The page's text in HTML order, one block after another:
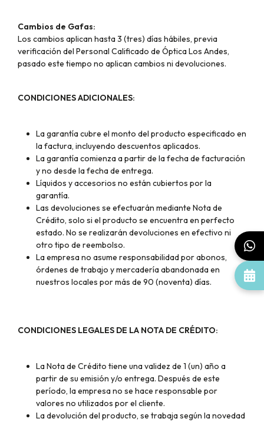
Cambios de Gafas:
Los cambios aplican hasta 3 (tres) días hábiles, previa
verificación del Personal Calificado de Óptica Los Andes,
pasado este tiempo no aplican cambios ni devoluciones.
CONDICIONES ADICIONALES:
La garantía cubre el monto del producto especificado en
la factura, incluyendo descuentos aplicados.
La garantía comienza a partir de la fecha de facturación
y no desde la fecha de entrega.
Líquidos y accesorios no están cubiertos por la
garantía.
Las devoluciones se efectuarán mediante Nota de
Crédito, solo si el producto se encuentra en perfecto
estado. No se realizarán devoluciones en efectivo ni
otro tipo de reembolso.
La empresa no asume responsabilidad por abonos,
órdenes de trabajo y mercadería abandonada en
nuestros locales por más de 90 (noventa) días.
CONDICIONES LEGALES DE LA NOTA DE CRÉDITO:
La Nota de Crédito tiene una validez de 1 (un) año a
partir de su emisión y/o entrega. Después de este
período, la empresa no se hace responsable por
valores no utilizados por el cliente.
La devolución del producto, se trabaja según la novedad